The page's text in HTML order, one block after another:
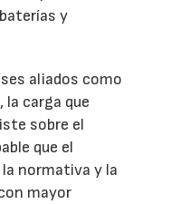
y
aliados como
la carga que
sobre el
que el
normativa y la
mayor